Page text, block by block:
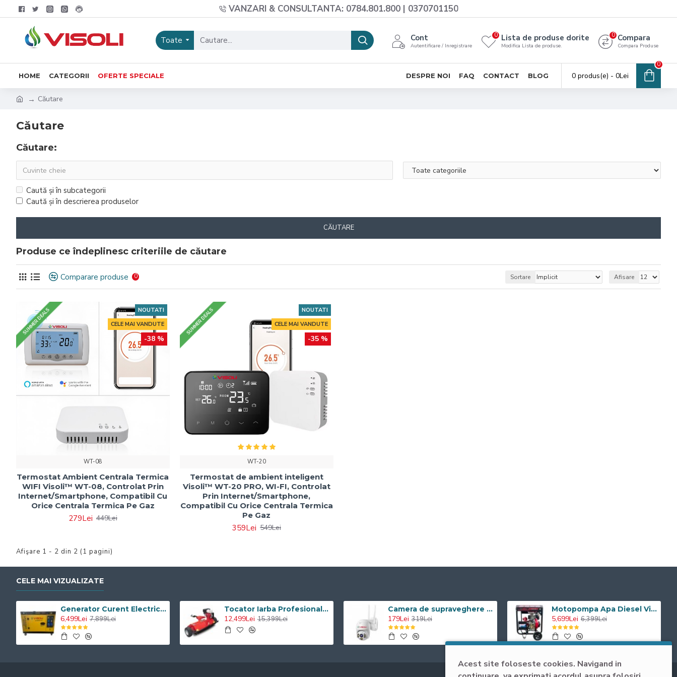
Acest site foloseste cookies. Navigand in
VANZARI & CONSULTANTA: 0784.801.800 | 0370701150
Toate Cont
Autentificare / Inregistrare
Lista de produse dorite
Modifica Lista de produse.
0 Compara
Compara Produse
0
HOME CATEGORII OFERTE SPECIALE DESPRE NOI FAQ CONTACT BLOG 0 produs(e) - 0Lei
0
Căutare
Căutare
Căutare:
Caută și în subcategorii
Caută și în descrierea produselor
CĂUTARE
Produse ce îndeplinesc criteriile de căutare
Comparare produse 0 Sortare Afisare
NOUTATI
CELE MAI VANDUTE
SUMMER DEALS
-38 %
WT-08
Termostat Ambient Centrala Termica
WIFI Visoli™ WT-08, Controlat Prin
Internet/Smartphone, Compatibil Cu
Orice Centrala Termica Pe Gaz
279Lei 449Lei
NOUTATI
CELE MAI VANDUTE
SUMMER DEALS
-35 %
WT-20
Termostat de ambient inteligent
Visoli™ WT-20 PRO, WI-FI, Controlat
Prin Internet/Smartphone,
Compatibil Cu Orice Centrala Termica
Pe Gaz
359Lei 549Lei
Afişare 1 - 2 din 2 (1 pagini)
CELE MAI VIZUALIZATE
Generator Curent Electric Diesel Profesional Monofazic 7.5 KW Visoli® DG-9000LDE
6,499Lei 7,899Lei
Tocator Iarba Profesional ATV Visoli VST120 - Motor Briggs & Stratton
12,499Lei 15,399Lei
Camera de supraveghere WIFI Visoli® QW25-5, 5MP Lentile Sony, de exterior, Full HD, rotire din aplicatie, rezistenta la apa
179Lei 319Lei
Motopompa Apa Diesel Visoli TDH100CLE 4 Toli - Pornire Electrica - 60M Verticala
5,699Lei 6,399Lei